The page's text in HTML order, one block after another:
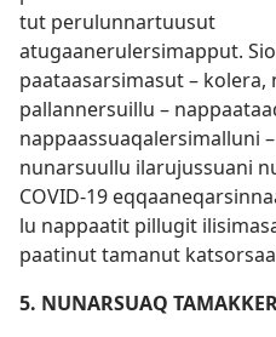
tut perulun­nar­tuusut
atugaanerulersimap­put.
paataasarsimasut –
pal­lan­nersuil­lu –
nap­paas­suaqalersimal­luni –
nunarsuul­lu ilarujus­suani
COVID-19
lu nap­paatit pil­lugit
paatinut tamanut
5. NUNARSUAQ